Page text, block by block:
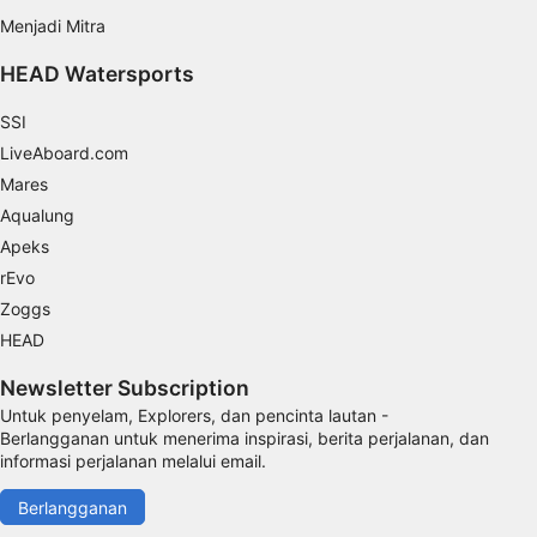
Menjadi Mitra
HEAD Watersports
SSI
LiveAboard.com
Mares
Aqualung
Apeks
rEvo
Zoggs
HEAD
Newsletter Subscription
Untuk penyelam, Explorers, dan pencinta lautan -
Berlangganan untuk menerima inspirasi, berita perjalanan, dan
informasi perjalanan melalui email.
Berlangganan
Perlu
Performa